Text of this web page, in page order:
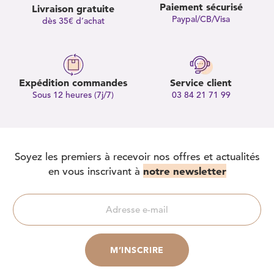
Livraison gratuite
dès 35€ d’achat
Paiement sécurisé
Paypal/CB/Visa
Expédition commandes
Sous 12 heures (7j/7)
Service client
03 84 21 71 99
Soyez les premiers à recevoir nos offres et actualités
en vous inscrivant à notre newsletter